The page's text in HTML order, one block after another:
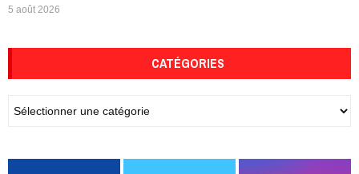
5 août 2026
CATÉGORIES